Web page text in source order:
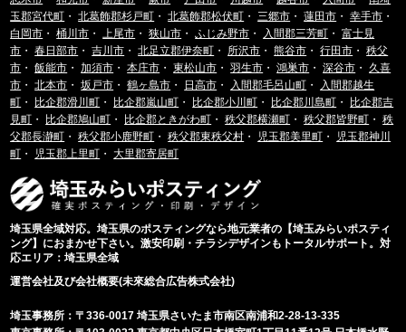
玉郡宮代町 ・北葛飾郡杉戸町 ・北葛飾郡松伏町 ・三郷市 ・蓮田市 ・幸手市 ・
白岡市 ・桶川市 ・上尾市 ・狭山市 ・ふじみ野市 ・ 入間郡三芳町 ・富士見
市 ・春日部市 ・吉川市 ・北足立郡伊奈町 ・ 所沢市 ・熊谷市 ・行田市 ・秩父
市 ・飯能市 ・加須市 ・本庄市 ・東松山市 ・羽生市 ・鴻巣市 ・深谷市 ・ 久喜
市 ・北本市 ・坂戸市 ・鶴ヶ島市 ・ 日高市 ・ 入間郡毛呂山町 ・
入間郡越生
町 ・ 比企郡滑川町 ・ 比企郡嵐山町 ・ 比企郡小川町 ・ 比企郡川島町 ・
比企郡吉
見町 ・ 比企郡鳩山町 ・ 比企郡ときがわ町 ・秩父郡横瀬町 ・秩父郡皆野町 ・秩
父郡長瀞町 ・秩父郡小鹿野町 ・秩父郡東秩父村 ・ 児玉郡美里町 ・
児玉郡神川
町 ・ 児玉郡上里町 ・大里郡寄居町
埼玉県全域対応。埼玉県のポスティングなら地元業者の【埼玉みらいポスティ
ング】におまかせ下さい。激安印刷・チラシデザインもトータルサポート。対
応エリア：埼玉県全域
運営会社及び会社概要(未來総合広告株式会社)
埼玉事務所：〒336-0017 埼玉県さいたま市南区南浦和2-28-13-335